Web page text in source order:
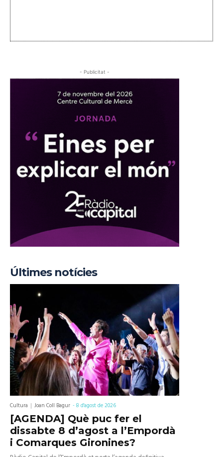
- Publicitat -
Últimes notícies
Cultura Joan Coll Bagur -8 d'agost de 2026
[AGENDA] Què puc fer el
dissabte 8 d’agost a l’Empordà
i Comarques Gironines?